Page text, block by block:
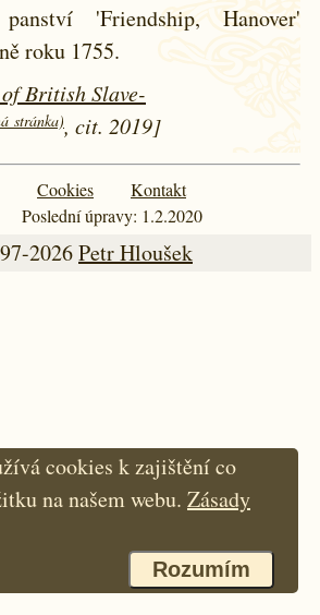
'Friendship, Hanover'
roku 1755.
British Slave-
stránka), cit. 2019]
Cookies
Kontakt
Poslední úpravy: 1.2.2020
2026Petr Hloušek
cookies k zajištění co
na našem webu. Zásady
Rozumím